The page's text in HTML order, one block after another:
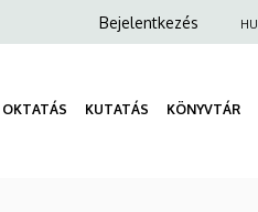
Anonim
menüje
Bejelentkezés HU
OKTATÁS KUTATÁS KÖNYVTÁR